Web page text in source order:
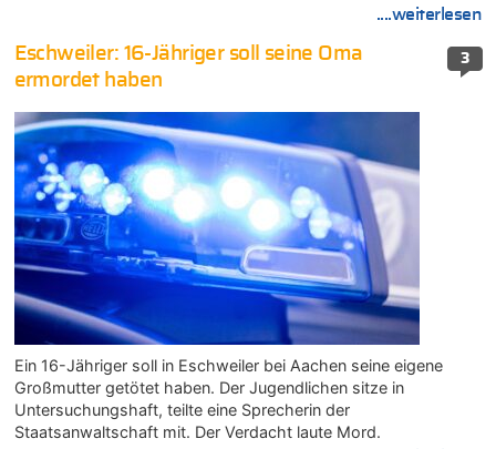
....weiterlesen
3
Eschweiler: 16-Jähriger soll seine Oma
ermordet haben
Ein 16-Jähriger soll in Eschweiler bei Aachen seine eigene
Großmutter getötet haben. Der Jugendlichen sitze in
Untersuchungshaft, teilte eine Sprecherin der
Staatsanwaltschaft mit. Der Verdacht laute Mord.